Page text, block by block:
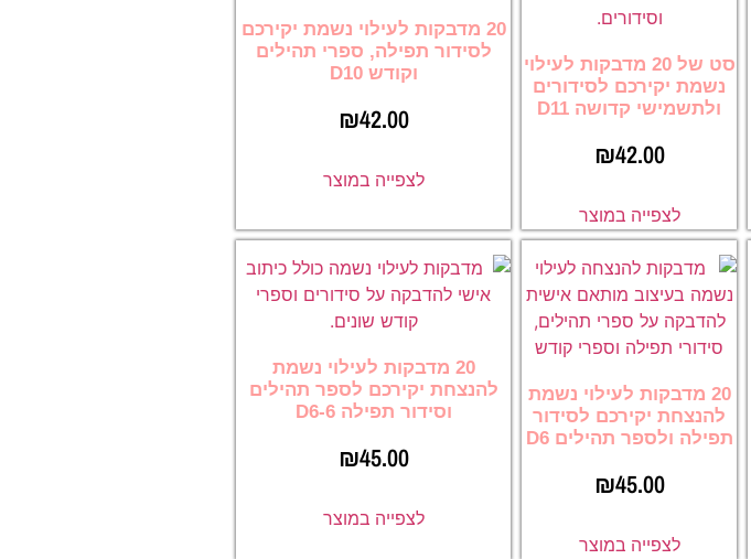
סט של 20 מדבקות לעילוי
נשמת יקירכם לסידורים
ולתשמישי קדושה D11
₪42.00
לצפייה במוצר
20 מדבקות לעילוי נשמת יקירכם
לסידור תפילה, ספרי תהילים
וקודש D10
₪42.00
לצפייה במוצר
20 מדבקות לעילוי נשמת
להנצחת יקירכם לסידור
תפילה ולספר תהילים D6
₪45.00
לצפייה במוצר
20 מדבקות לעילוי נשמת
להנצחת יקירכם לספר תהילים
וסידור תפילה D6-6
₪45.00
לצפייה במוצר